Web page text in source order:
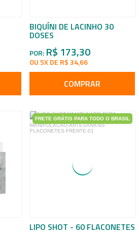
BIQUÍNI DE LACINHO 30
DOSES
POR: R$ 173,30
OU 5X DE R$ 34,66
COMPRAR
FRETE GRÁTIS PARA TODO O BRASIL
LIPO SHOT - 60 FLACONETES